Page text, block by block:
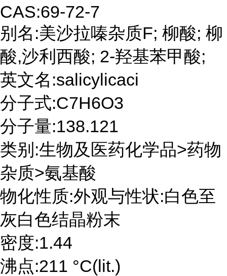
CAS:69-72-7
别名:美沙拉嗪杂质F; 柳酸; 柳
酸,沙利西酸; 2-羟基苯甲酸;
英文名:salicylicaci
分子式:C7H6O3
分子量:138.121
类别:生物及医药化学品>药物
杂质>氨基酸
物化性质:外观与性状:白色至
灰白色结晶粉末
密度:1.44
沸点:211 °C(lit.)